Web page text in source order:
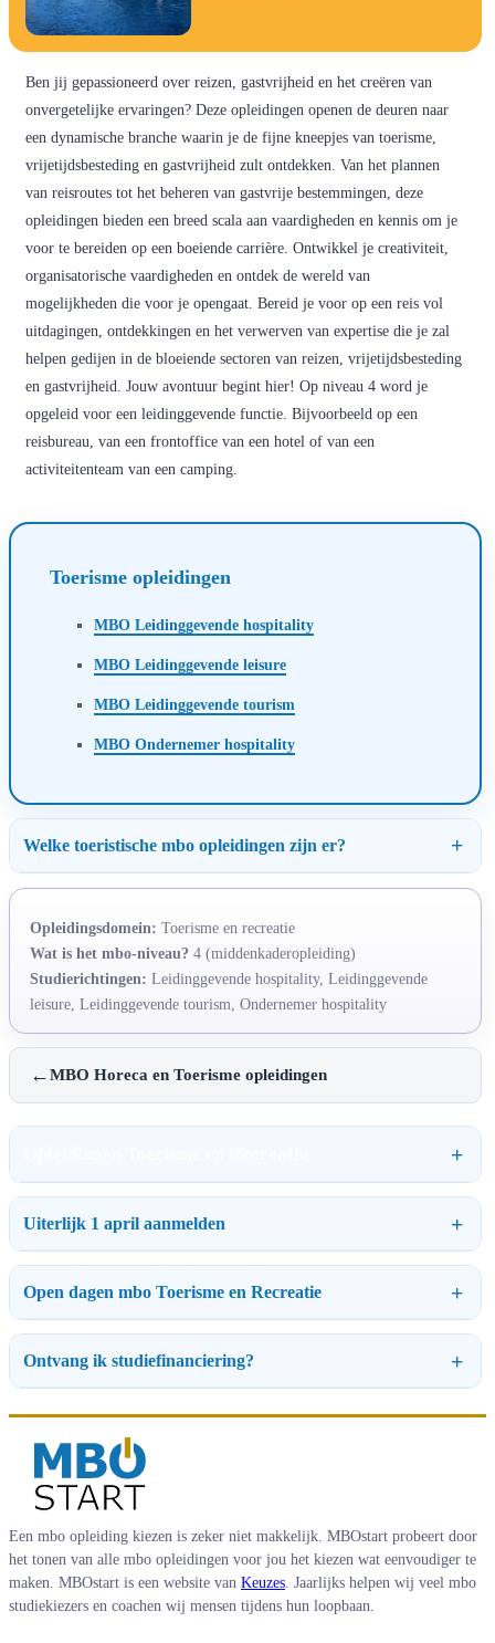
Ben jij gepassioneerd over reizen, gastvrijheid en het creëren van
onvergetelijke ervaringen? Deze opleidingen openen de deuren naar
een dynamische branche waarin je de fijne kneepjes van toerisme,
vrijetijdsbesteding en gastvrijheid zult ontdekken. Van het plannen
van reisroutes tot het beheren van gastvrije bestemmingen, deze
opleidingen bieden een breed scala aan vaardigheden en kennis om je
voor te bereiden op een boeiende carrière. Ontwikkel je creativiteit,
organisatorische vaardigheden en ontdek de wereld van
mogelijkheden die voor je opengaat. Bereid je voor op een reis vol
uitdagingen, ontdekkingen en het verwerven van expertise die je zal
helpen gedijen in de bloeiende sectoren van reizen, vrijetijdsbesteding
en gastvrijheid. Jouw avontuur begint hier! Op niveau 4 word je
opgeleid voor een leidinggevende functie. Bijvoorbeeld op een
reisbureau, van een frontoffice van een hotel of van een
activiteitenteam van een camping.
Toerisme opleidingen
MBO Leidinggevende hospitality
MBO Leidinggevende leisure
MBO Leidinggevende tourism
MBO Ondernemer hospitality
Welke toeristische mbo opleidingen zijn er?
Opleidingsdomein: Toerisme en recreatie
Wat is het mbo-niveau? 4 (middenkaderopleiding)
Studierichtingen: Leidinggevende hospitality, Leidinggevende
leisure, Leidinggevende tourism, Ondernemer hospitality
←MBO Horeca en Toerisme opleidingen
Uiterlijk 1 april aanmelden
Open dagen mbo Toerisme en Recreatie
Ontvang ik studiefinanciering?
Een mbo opleiding kiezen is zeker niet makkelijk. MBOstart probeert door
het tonen van alle mbo opleidingen voor jou het kiezen wat eenvoudiger te
maken. MBOstart is een website van Keuzes . Jaarlijks helpen wij veel mbo
studiekiezers en coachen wij mensen tijdens hun loopbaan.